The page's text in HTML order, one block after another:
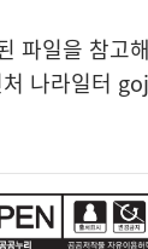
파일을 참고
나라일터